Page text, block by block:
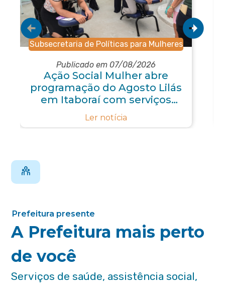
Subsecretaria de Políticas para Mulheres
Publicado em 07/08/2026
Ação Social Mulher abre
programação do Agosto Lilás
em Itaboraí com serviços
gratuitos e orientações
Ler notícia
Prefeitura presente
A Prefeitura mais perto
de você
Serviços de saúde, assistência social,